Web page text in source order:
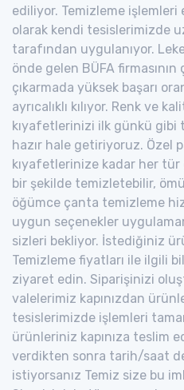
ediliyor. Temizleme
olarak kendi tesislerimizde
tarafından uygulanıyor.
önde gelen BÜFA
çıkarmada yüksek başarı
ayrıcalıklı kılıyor. Renk ve
kıyafetlerinizi ilk günkü gibi
hazır hale getiriyoruz. Özel
kıyafetlerinize kadar her
bir şekilde temizletebilir,
öğümce çanta temizleme
uygun seçenekler
sizleri bekliyor. İstediğiniz
Temizleme fiyatları ile ilgili
ziyaret edin. Siparişinizi
valelerimiz kapınızdan
tesislerimizde işlemleri
ürünleriniz kapınıza teslim
verdikten sonra tarih/saat
istiyorsanız Temiz size bu